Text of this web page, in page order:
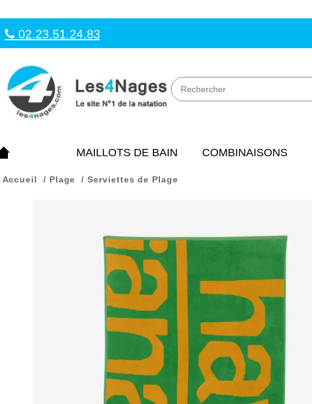
02.23.51.24.83
MAILLOTS DE BAIN COMBINAISONS
Accueil Plage Serviettes de Plage